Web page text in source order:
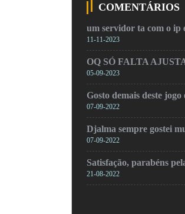
COMENTÁRIOS
um servidor ta com o
11-11-2023
OQ SÓ FALTA
05-09-2023
Gosto demais deste
07-09-2022
Djalma sempre gostei
07-09-2022
Satisfação, parabéns
21-08-2022